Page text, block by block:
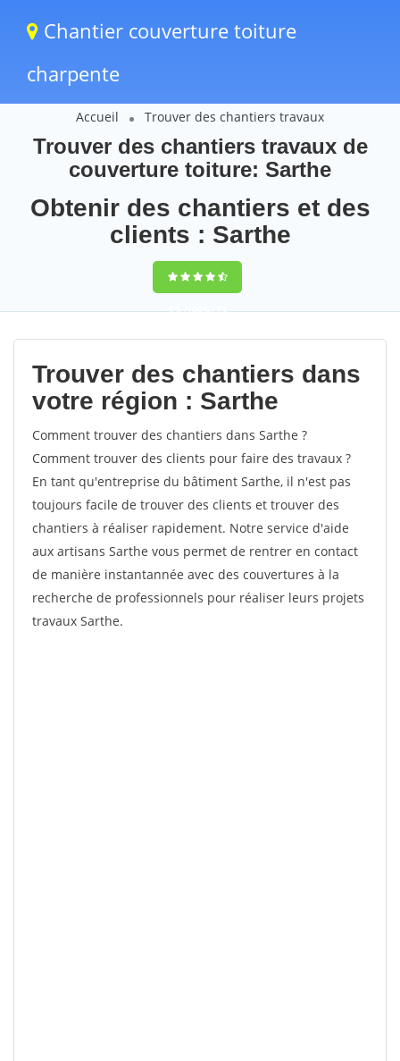
Chantier couverture toiture
charpente
Accueil Trouver des chantiers travaux
Trouver des chantiers travaux de
couverture toiture: Sarthe
Obtenir des chantiers et des
clients : Sarthe
9,5(100%)73
votes
Trouver des chantiers dans
votre région : Sarthe
Comment trouver des chantiers dans Sarthe ?
Comment trouver des clients pour faire des travaux ?
En tant qu'entreprise du bâtiment Sarthe, il n'est pas
toujours facile de trouver des clients et trouver des
chantiers à réaliser rapidement. Notre service d'aide
aux artisans Sarthe vous permet de rentrer en contact
de manière instantannée avec des couvertures à la
recherche de professionnels pour réaliser leurs projets
travaux Sarthe.